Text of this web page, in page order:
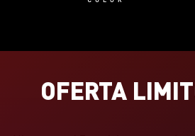
OFERTA